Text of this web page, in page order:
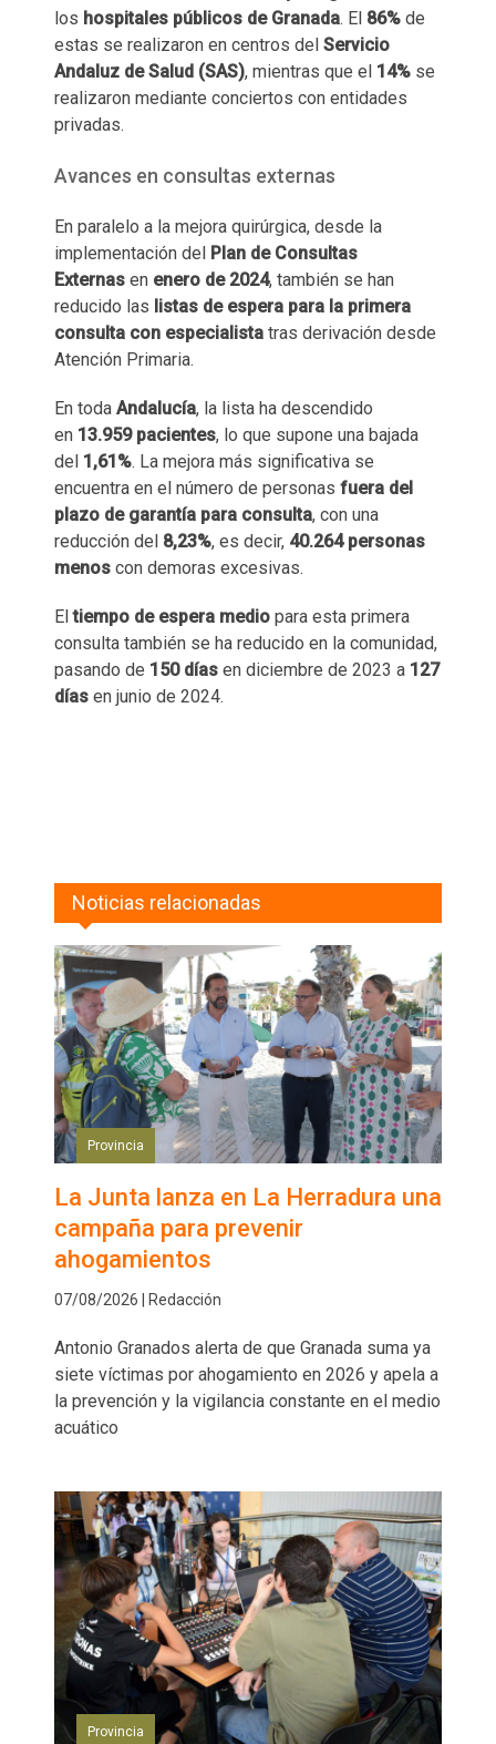
los hospitales públicos de Granada. El 86% de
estas se realizaron en centros del Servicio
Andaluz de Salud (SAS), mientras que el 14% se
realizaron mediante conciertos con entidades
privadas.
Avances en consultas externas
En paralelo a la mejora quirúrgica, desde la
implementación del
Plan de Consultas
Externas en enero de 2024, también se han
reducido las listas de espera para la primera
consulta con especialista tras derivación desde
Atención Primaria.
En toda Andalucía, la lista ha descendido
en 13.959 pacientes, lo que supone una bajada
del 1,61%. La mejora más significativa se
encuentra en el número de personas fuera del
plazo de garantía para consulta, con una
reducción del 8,23%, es decir, 40.264 personas
menos con demoras excesivas.
Eltiempo de espera medio para esta primera
consulta también se ha reducido en la comunidad,
pasando de 150 días en diciembre de 2023 a 127
días en junio de 2024.
Noticias relacionadas
Provincia
La Junta lanza en La Herradura una
campaña para prevenir
ahogamientos
07/08/2026 | Redacción
Antonio Granados alerta de que Granada suma ya
siete víctimas por ahogamiento en 2026 y apela a
la prevención y la vigilancia constante en el medio
acuático
Provincia